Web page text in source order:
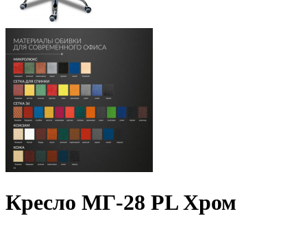
Кресло МГ-28 PL Хром